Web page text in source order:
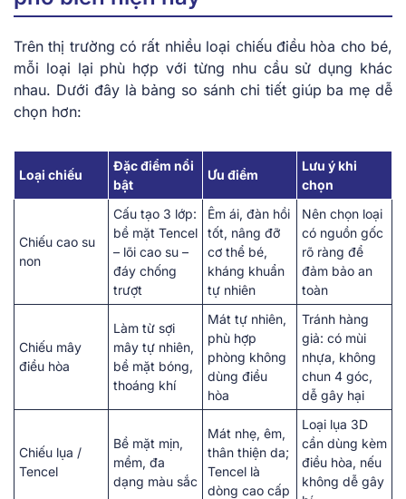
Trên thị trường có rất nhiều loại chiếu điều hòa cho bé,
mỗi loại lại phù hợp với từng nhu cầu sử dụng khác
nhau. Dưới đây là bảng so sánh chi tiết giúp ba mẹ dễ
chọn hơn:
Loại chiếu
Đặc điểm nổi
bật
Ưu điểm
Lưu ý khi
chọn
Chiếu cao su
non
Cấu tạo 3 lớp:
bề mặt Tencel
– lõi cao su –
đáy chống
trượt
Êm ái, đàn hồi
tốt, nâng đỡ
cơ thể bé,
kháng khuẩn
tự nhiên
Nên chọn loại
có nguồn gốc
rõ ràng để
đảm bảo an
toàn
Chiếu mây
điều hòa
Làm từ sợi
mây tự nhiên,
bề mặt bóng,
thoáng khí
Mát tự nhiên,
phù hợp
phòng không
dùng điều
hòa
Tránh hàng
giả: có mùi
nhựa, không
chun 4 góc,
dễ gây hại
Chiếu lụa /
Tencel
Bề mặt mịn,
mềm, đa
dạng màu sắc
Mát nhẹ, êm,
thân thiện da;
Tencel là
dòng cao cấp
Loại lụa 3D
cần dùng kèm
điều hòa, nếu
không dễ gây